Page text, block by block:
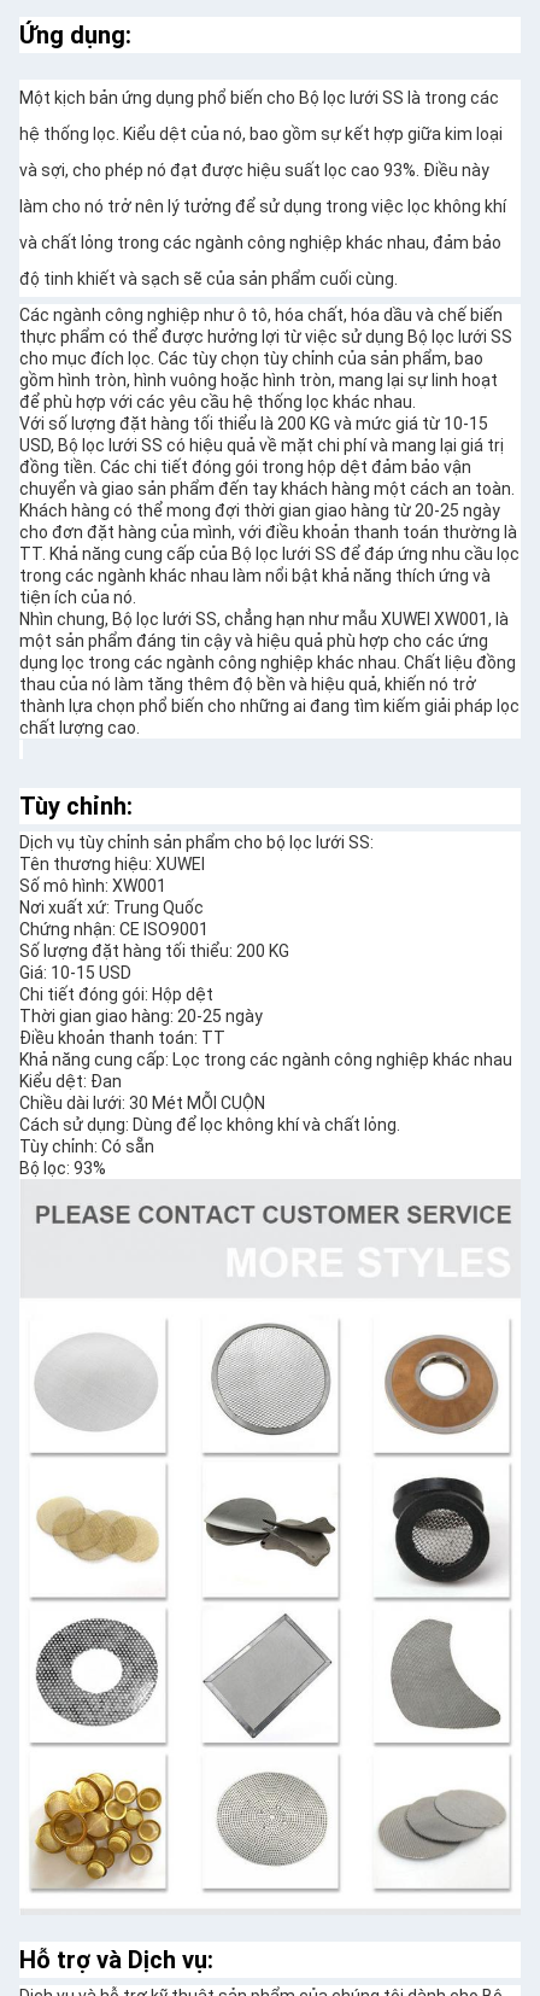
Ứng dụng:
Một kịch bản ứng dụng phổ biến cho Bộ lọc lưới SS là trong các
hệ thống lọc. Kiểu dệt của nó, bao gồm sự kết hợp giữa kim loại
và sợi, cho phép nó đạt được hiệu suất lọc cao 93%. Điều này
làm cho nó trở nên lý tưởng để sử dụng trong việc lọc không khí
và chất lỏng trong các ngành công nghiệp khác nhau, đảm bảo
độ tinh khiết và sạch sẽ của sản phẩm cuối cùng.
Các ngành công nghiệp như ô tô, hóa chất, hóa dầu và chế biến
thực phẩm có thể được hưởng lợi từ việc sử dụng Bộ lọc lưới SS
cho mục đích lọc. Các tùy chọn tùy chỉnh của sản phẩm, bao
gồm hình tròn, hình vuông hoặc hình tròn, mang lại sự linh hoạt
để phù hợp với các yêu cầu hệ thống lọc khác nhau.
Với số lượng đặt hàng tối thiểu là 200 KG và mức giá từ 10-15
USD, Bộ lọc lưới SS có hiệu quả về mặt chi phí và mang lại giá trị
đồng tiền. Các chi tiết đóng gói trong hộp dệt đảm bảo vận
chuyển và giao sản phẩm đến tay khách hàng một cách an toàn.
Khách hàng có thể mong đợi thời gian giao hàng từ 20-25 ngày
cho đơn đặt hàng của mình, với điều khoản thanh toán thường là
TT. Khả năng cung cấp của Bộ lọc lưới SS để đáp ứng nhu cầu lọc
trong các ngành khác nhau làm nổi bật khả năng thích ứng và
tiện ích của nó.
Nhìn chung, Bộ lọc lưới SS, chẳng hạn như mẫu XUWEI XW001, là
một sản phẩm đáng tin cậy và hiệu quả phù hợp cho các ứng
dụng lọc trong các ngành công nghiệp khác nhau. Chất liệu đồng
thau của nó làm tăng thêm độ bền và hiệu quả, khiến nó trở
thành lựa chọn phổ biến cho những ai đang tìm kiếm giải pháp lọc
chất lượng cao.
Tùy chỉnh:
Dịch vụ tùy chỉnh sản phẩm cho bộ lọc lưới SS:
Tên thương hiệu: XUWEI
Số mô hình: XW001
Nơi xuất xứ: Trung Quốc
Chứng nhận: CE ISO9001
Số lượng đặt hàng tối thiểu: 200 KG
Giá: 10-15 USD
Chi tiết đóng gói: Hộp dệt
Thời gian giao hàng: 20-25 ngày
Điều khoản thanh toán: TT
Khả năng cung cấp: Lọc trong các ngành công nghiệp khác nhau
Kiểu dệt: Đan
Chiều dài lưới: 30 Mét MỖI CUỘN
Cách sử dụng: Dùng để lọc không khí và chất lỏng.
Tùy chỉnh: Có sẵn
Bộ lọc: 93%
Hỗ trợ và Dịch vụ: